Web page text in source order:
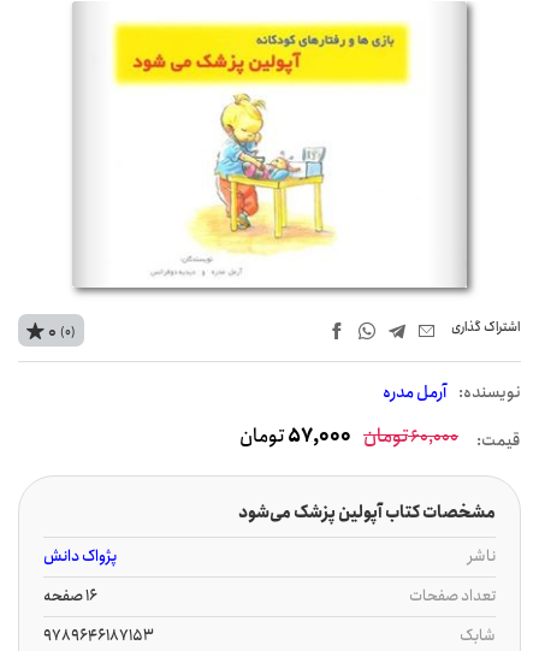
اشتراک‌ گذاری
نويسنده: آرمل مدره
0 (0)
قیمت: 60,000تومان 57,000تومان
مشخصات کتاب آپولین پزشک می‌شود
ناشر
پژواک دانش
تعداد صفحات
16 صفحه
شابک
9789646187153